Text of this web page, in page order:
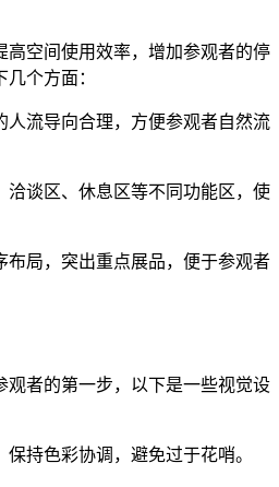
高空间使用效率，增加参观者的停
个方面：
人流导向合理，方便参观者自然流
洽谈区、休息区等不同功能区，使
布局，突出重点展品，便于参观者
观者的第一步，以下是一些视觉设
持色彩协调，避免过于花哨。